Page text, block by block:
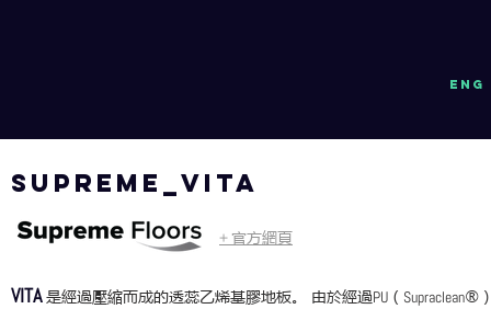
eng
supreme_VITA
+ 官方網頁
VITA 是經過壓縮而成的透蕊乙烯基膠地板。 由於經過PU （ Supraclean®